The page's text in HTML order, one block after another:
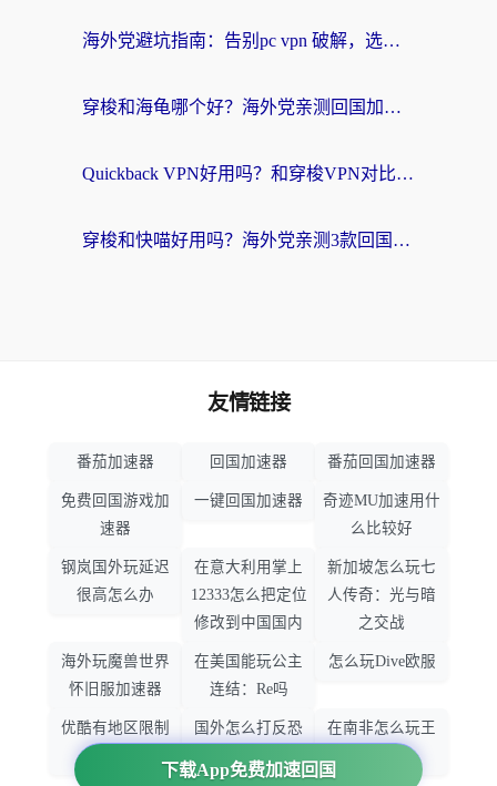
海外党避坑指南：告别pc vpn 破解，选对回国加速器轻松访问国内资源
穿梭和海龟哪个好？海外党亲测回国加速器，附电脑免费VPN推荐
Quickback VPN好用吗？和穿梭VPN对比哪个回国效果更好？海外党必看的真实测评与选择指南
穿梭和快喵好用吗？海外党亲测3款回国加速器，附日本回国VPN避坑指南
下载App免费加速回国
友情链接
番茄加速器 回国加速器 番茄回国加速器
免费回国游戏加
速器
一键回国加速器
奇迹MU加速用什
么比较好
钢岚国外玩延迟
很高怎么办
在意大利用掌上
12333怎么把定位
修改到中国国内
新加坡怎么玩七
人传奇：光与暗
之交战
海外玩魔兽世界
怀旧服加速器
在美国能玩公主
连结：Re吗
怎么玩Dive欧服
优酷有地区限制
国外怎么打反恐
精英：全球攻势
在南非怎么玩王